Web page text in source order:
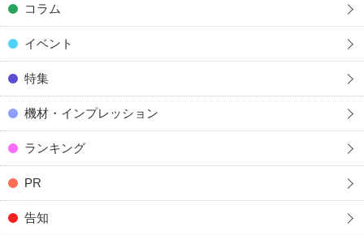
コラム
イベント
特集
機材・インプレッション
ランキング
PR
告知